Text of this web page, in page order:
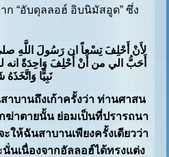
อับดุลลอฮ์ อิบนิมัสอูด” ซึ่ง
لأَنْ أَحْلِفَ تِسْعاً ان رَسُولَ اللَّهِ
أَحَبُّ الي من أَنْ أَحْلِفَ وَاحِدَةً انه
نَبِيًّا وَاتَّخَذَهُ
บานถึงเก้าครั้งว่า ท่านศาสน
ฆ่าตายนั้น ย่อมเป็นที่ปรารถนา
ให้ฉันสาบานเพียงครั้งเดียวว่า
นเนื่องจากอัลลอฮ์ได้ทรงแต่ง